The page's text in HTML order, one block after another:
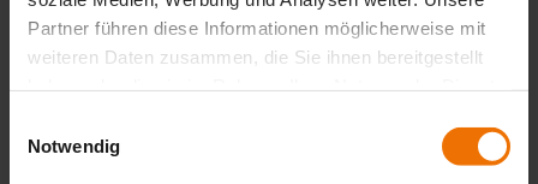
Partner führen diese Informationen möglicherweise mit
weiteren Daten zusammen, die Sie ihnen bereitgestellt
Notwendig
Sprechen Sie uns an.
Kontakt
Björn Kleinert
Zentraler Geräte-Service